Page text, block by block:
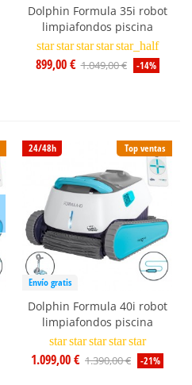
Dolphin Formula 35i robot
limpiafondos piscina
star star star star star_half
899,00 € 1.049,00 € -14%
Top ventas
24/48h
Envío gratis
Dolphin Formula 40i robot
limpiafondos piscina
star star star star star
1.099,00 € 1.390,00 € -21%